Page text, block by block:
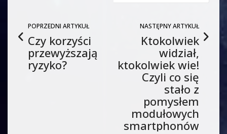
POPRZEDNI ARTYKUŁ
Czy korzyści
przewyższają
ryzyko?
NASTĘPNY ARTYKUŁ
Ktokolwiek
widział,
ktokolwiek wie!
Czyli co się
stało z
pomysłem
modułowych
smartphonów